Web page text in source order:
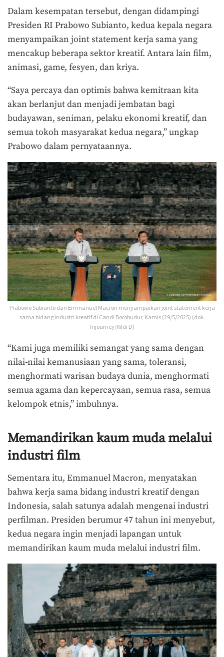
Dalam kesempatan tersebut, dengan didampingi
Presiden RI Prabowo Subianto, kedua kepala negara
menyampaikan joint statement kerja sama yang
mencakup beberapa sektor kreatif. Antara lain film,
animasi, game, fesyen, dan kriya.
“Saya percaya dan optimis bahwa kemitraan kita
akan berlanjut dan menjadi jembatan bagi
budayawan, seniman, pelaku ekonomi kreatif, dan
semua tokoh masyarakat kedua negara,” ungkap
Prabowo dalam pernyataannya.
Prabowo Subianto dan Emmanuel Macron menyampaikan joint statement kerja
sama bidang industri kreatif di Candi Borobudur, Kamis (29/5/2025) (dok.
Injourney/Rifdi D)
“Kami juga memiliki semangat yang sama dengan
nilai-nilai kemanusiaan yang sama, toleransi,
menghormati warisan budaya dunia, menghormati
semua agama dan kepercayaan, semua rasa, semua
kelompok etnis,” imbuhnya.
Memandirikan kaum muda melalui
industri film
Sementara itu, Emmanuel Macron, menyatakan
bahwa kerja sama bidang industri kreatif dengan
Indonesia, salah satunya adalah mengenai industri
perfilman. Presiden berumur 47 tahun ini menyebut,
kedua negara ingin menjadi lapangan untuk
memandirikan kaum muda melalui industri film.